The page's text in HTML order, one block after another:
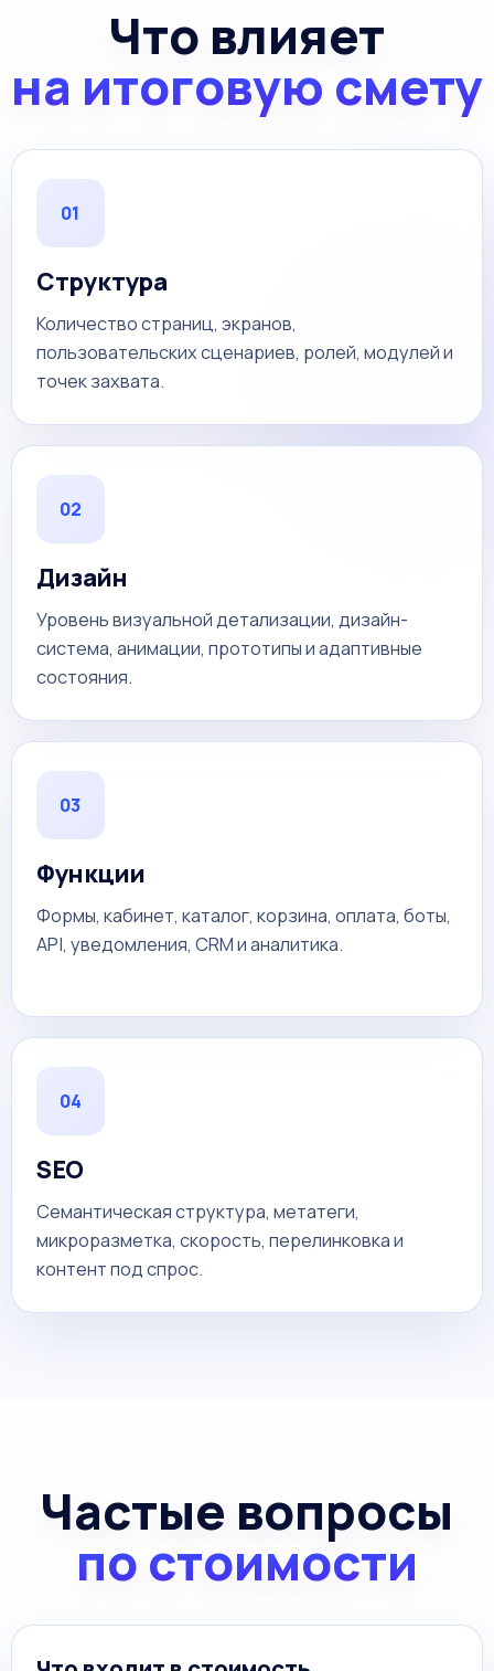
Что влияет
на итоговую смету
01
Структура
Количество страниц, экранов,
пользовательских сценариев, ролей, модулей и
точек захвата.
02
Дизайн
Уровень визуальной детализации, дизайн-
система, анимации, прототипы и адаптивные
состояния.
03
Функции
Формы, кабинет, каталог, корзина, оплата, боты,
API, уведомления, CRM и аналитика.
04
SEO
Семантическая структура, метатеги,
микроразметка, скорость, перелинковка и
контент под спрос.
Частые вопросы
по стоимости